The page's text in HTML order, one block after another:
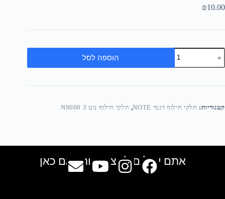
₪10.00
הוספה לסל
קטגוריות: חלקי חילוף דגמי NOTE , חלקי חילוף נוט 3 N9000
אתם יכולים למצוא אותנו גם כאן